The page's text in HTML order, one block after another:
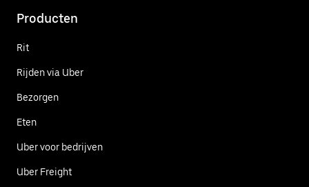
Producten
Rit
Rijden via Uber
Bezorgen
Eten
Uber voor bedrijven
Uber Freight